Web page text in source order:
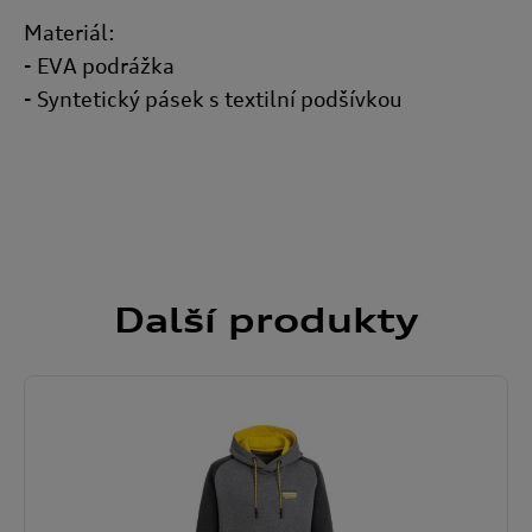
Materiál:
- EVA podrážka
- Syntetický pásek s textilní podšívkou
Dalšíprodukty